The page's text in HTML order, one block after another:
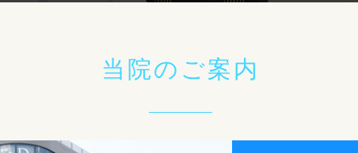
当院のご案内